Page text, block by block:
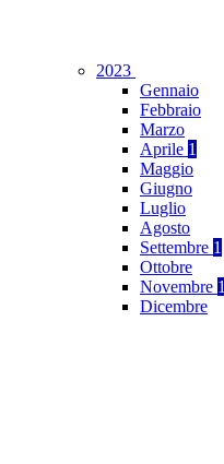
2023
Gennaio
Febbraio
Marzo
Aprile 1
Maggio
Giugno
Luglio
Agosto
Settembre 1
Ottobre
Novembre 1
Dicembre